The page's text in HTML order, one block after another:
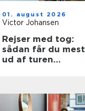
01. august 2026
Victor Johansen
Rejser med tog:
sådan får du mest
ud af turen